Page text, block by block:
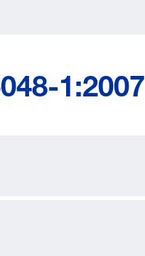
1:2007